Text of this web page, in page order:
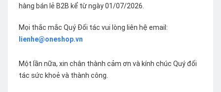
hàng bán lẻ B2B kể từ ngày 01/07/2026.
Mọi thắc mắc Quý Đối tác vui lòng liên hệ email:
lienhe@oneshop.vn
Một lần nữa, xin chân thành cảm ơn và kính chúc Quý đối
tác sức khoẻ và thành công.